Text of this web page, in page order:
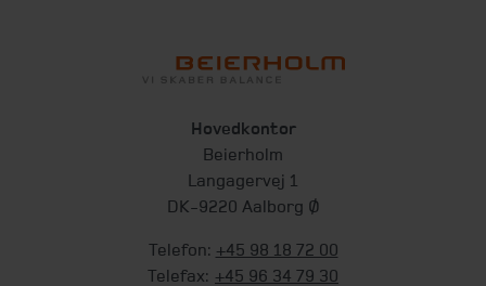
Hovedkontor
Beierholm
Langagervej 1
DK-9220 Aalborg Ø
Telefon: +45 98 18 72 00
Telefax: +45 96 34 79 30